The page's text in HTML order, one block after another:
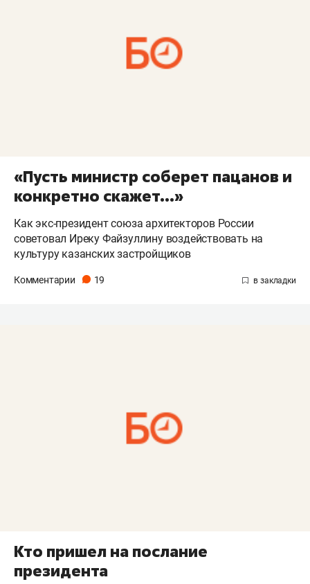
«Пусть министр соберет пацанов и
конкретно скажет...»
Как экс-президент союза архитекторов России
советовал Иреку Файзуллину воздействовать на
культуру казанских застройщиков
Комментарии 19
Кто пришел на послание
президента